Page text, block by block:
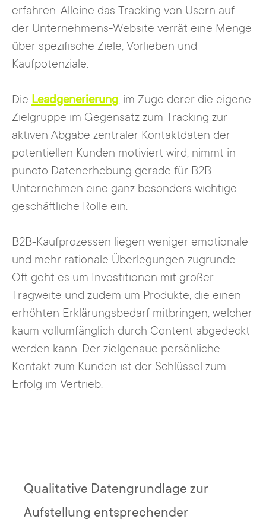
erfahren. Alleine das Tracking von Usern auf
der Unternehmens-Website verrät eine Menge
über spezifische Ziele, Vorlieben und
Kaufpotenziale.
Die Leadgenerierung, im Zuge derer die eigene
Zielgruppe im Gegensatz zum Tracking zur
aktiven Abgabe zentraler Kontaktdaten der
potentiellen Kunden motiviert wird, nimmt in
puncto Datenerhebung gerade für B2B-
Unternehmen eine ganz besonders wichtige
geschäftliche Rolle ein.
B2B-Kaufprozessen liegen weniger emotionale
und mehr rationale Überlegungen zugrunde.
Oft geht es um Investitionen mit großer
Tragweite und zudem um Produkte, die einen
erhöhten Erklärungsbedarf mitbringen, welcher
kaum vollumfänglich durch Content abgedeckt
werden kann. Der zielgenaue persönliche
Kontakt zum Kunden ist der Schlüssel zum
Erfolg im Vertrieb.
Qualitative Datengrundlage zur
Aufstellung entsprechender